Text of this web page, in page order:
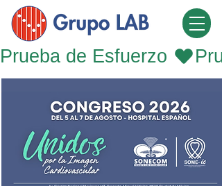
Prueba de Esfuerzo